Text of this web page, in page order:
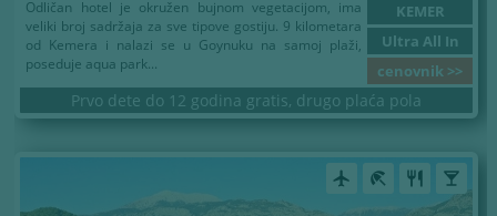
KEMER
Ultra All In
cenovnik >>
Odličan hotel je okružen bujnom vegetacijom, ima
veliki broj sadržaja za sve tipove gostiju. 9 kilometara
od Kemera i nalazi se u Goynuku na samoj plaži,
poseduje aqua park...
Prvo dete do 12 godina gratis, drugo plaća pola
airplanemode_active beach_access restaurant local_bar